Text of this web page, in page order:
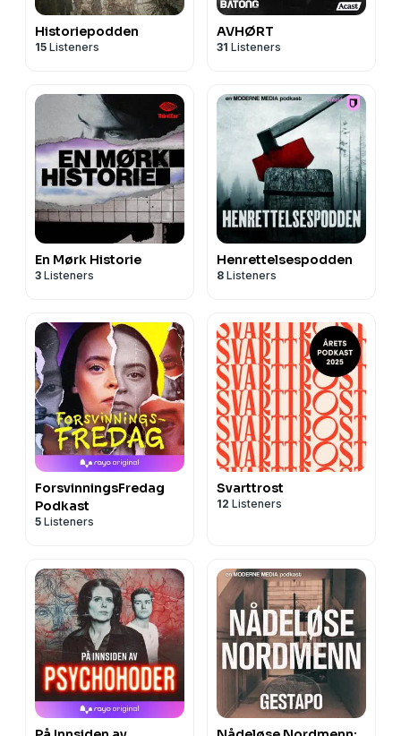
Historiepodden
15 Listeners
AVHØRT
31 Listeners
En Mørk Historie
3 Listeners
Henrettelsespodden
8 Listeners
ForsvinningsFredag
Podkast
5 Listeners
Svarttrost
12 Listeners